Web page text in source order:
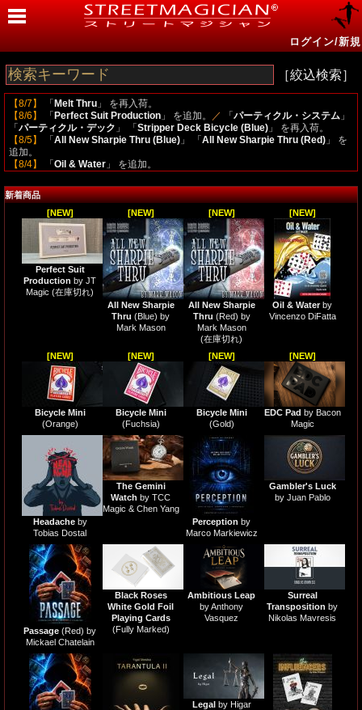
ログイン/新規
［絞込検索］
【8/7】 「 Melt Thru 」 を再入荷。
【8/6】
「 Perfect Suit Production 」 を追加。 ／ 「 パーティクル・システム 」
「 パーティクル・デック 」 「 Stripper Deck Bicycle (Blue) 」 を再入荷。
【8/5】
「 All New Sharpie Thru (Blue) 」 「 All New Sharpie Thru (Red) 」 を
追加。
【8/4】
「 Oil & Water 」 を追加。
(Gold)」 「EDC Pad」 を追加。／「7月のトップ１０」 をブログに追加。／
「Double Cross (MINI)」 を再入荷。
【7/27】「Headache 」 「The Gemini Watch」 「Perception 」 を追加。
Hip Pocket Mullica Wallet (Vegan Leather)」 「 カパルジャン」 「ヴィノセ
」 「Mandalorian Playing Cards （マンダロリアントランプ）」
Mandalorian V2 Playing Cards」 「JAWS Playing Cards 」 を再入荷。
【7/22】「Gambler's Luck」 を追加。
【7/21】「Passage (Red)」 「Black Roses White Gold Foil Playing Cards
(Fully Marked)」 を追加。／「Appearing Glass」 「Viagra (Extra
strength) 」 を再入荷。
Ambitious Leap」 を追加。 ／「Tarantula II」 「Haunted Key
Mandalorian Playing Cards （マンダロリアントランプ）」
Experts Thin Crushed Printed on Web Press Rider Back Back (Red)
【7/13】「Color Betrayal 」 「Tarantula II 」 「Mandalorian V2 Playing
」 「Bicycle 2 Faced (Mirror Deck Same on both sides) Playing
」 を再入荷。
新着商品
[NEW]
Perfect Suit
Production by JT
Magic (在庫切れ)
[NEW]
All New Sharpie
Thru (Blue) by
Mark Mason
[NEW]
All New Sharpie
Thru (Red) by
Mark Mason
(在庫切れ)
[NEW]
Oil & Waterby
Vincenzo DiFatta
[NEW]
Bicycle Mini
(Orange)
[NEW]
Bicycle Mini
(Fuchsia)
[NEW]
Bicycle Mini
(Gold)
[NEW]
EDC Pad by Bacon
Magic
Headacheby
Tobias Dostal
The Gemini
Watch by TCC
Magic & Chen Yang
Perception by
Marco Markiewicz
Gambler's Luck
by Juan Pablo
Passage (Red) by
Mickael Chatelain
Black Roses
White Gold Foil
Playing Cards
(Fully Marked)
Ambitious Leap
by Anthony
Vasquez
Surreal
Transposition by
Nikolas Mavresis
Legalby Higar